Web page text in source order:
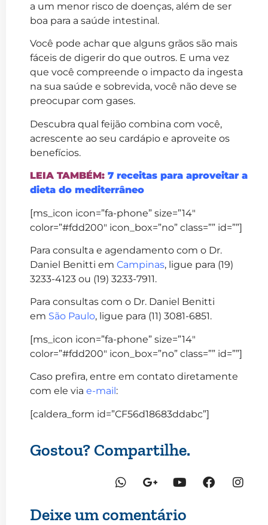
a um menor risco de doenças, além de ser
boa para a saúde intestinal.
Você pode achar que alguns grãos são mais
fáceis de digerir do que outros. E uma vez
que você compreende o impacto da ingesta
na sua saúde e sobrevida, você não deve se
preocupar com gases.
Descubra qual feijão combina com você,
acrescente ao seu cardápio e aproveite os
benefícios.
LEIA TAMBÉM: 7 receitas para aproveitar a
dieta do mediterrâneo
[ms_icon icon=”fa-phone” size=”14″
color=”#fdd200″ icon_box=”no” class=”” id=””]
Para consulta e agendamento com o Dr.
Daniel Benitti em Campinas, ligue para (19)
3233-4123 ou (19) 3233-7911.
Para consultas com o Dr. Daniel Benitti
em São Paulo, ligue para (11) 3081-6851.
[ms_icon icon=”fa-phone” size=”14″
color=”#fdd200″ icon_box=”no” class=”” id=””]
Caso prefira, entre em contato diretamente
com ele via e-mail :
[caldera_form id=”CF56d18683ddabc”]
Gostou? Compartilhe.
Deixe um comentário